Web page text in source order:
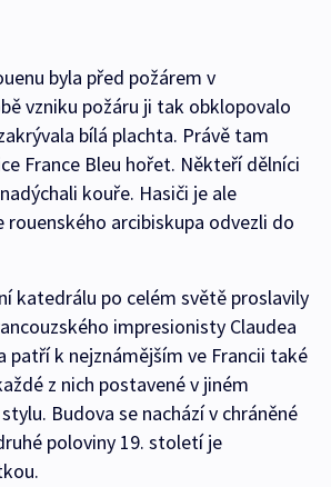
byla před požárem v
vzniku požáru ji tak obklopovalo
bílá plachta. Právě tam
France Bleu hořet. Někteří dělníci
kouře. Hasiči je ale
rouenského arcibiskupa odvezli do
katedrálu po celém světě proslavily
impresionisty Claudea
patří k nejznámějším ve Francii také
z nich postavené v jiném
Budova se nachází v chráněné
poloviny 19. století je